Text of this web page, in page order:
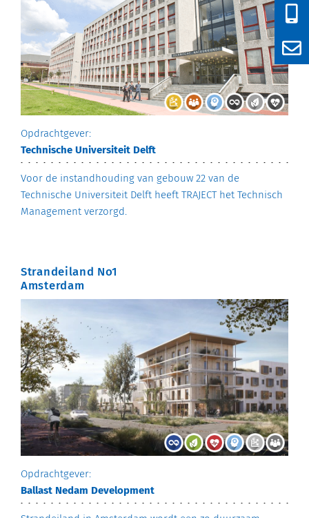
Opdrachtgever:
Technische Universiteit Delft
Voor de instandhouding van gebouw 22 van de
Technische Universiteit Delft heeft TRAJECT het Technisch
Management verzorgd.
Strandeiland No1
Amsterdam
Opdrachtgever:
Ballast Nedam Development